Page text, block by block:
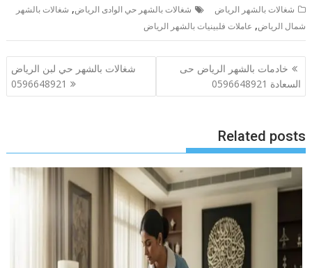
شغالات بالشهر الرياض شغالات بالشهر حي الوادى الرياض, شغالات بالشهر
شمال الرياض, عاملات فلبينيات بالشهر الرياض
تصفّح
المقالات
خادمات بالشهر الرياض حى
السعادة 0596648921
شغالات بالشهر حي لبن الرياض
0596648921
Related posts